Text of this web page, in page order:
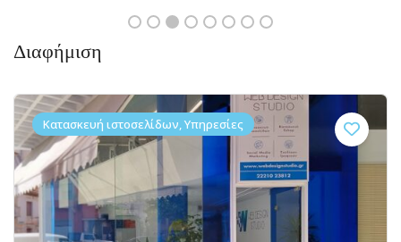
Διαφήμιση
Κατασκευή ιστοσελίδων, Υπηρεσίες